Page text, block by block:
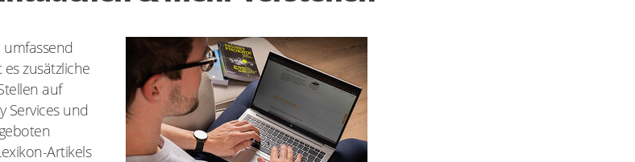
zusätzliche
auf
Services und
Artikels